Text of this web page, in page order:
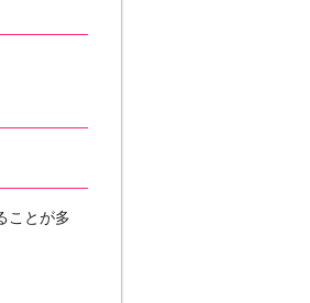
ことが多